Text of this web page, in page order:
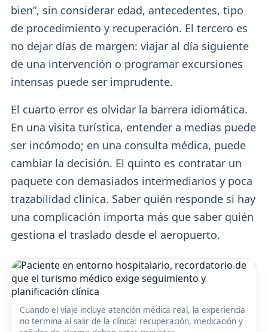
bien”, sin considerar edad, antecedentes, tipo
de procedimiento y recuperación. El tercero es
no dejar días de margen: viajar al día siguiente
de una intervención o programar excursiones
intensas puede ser imprudente.
El cuarto error es olvidar la barrera idiomática.
En una visita turística, entender a medias puede
ser incómodo; en una consulta médica, puede
cambiar la decisión. El quinto es contratar un
paquete con demasiados intermediarios y poca
trazabilidad clínica. Saber quién responde si hay
una complicación importa más que saber quién
gestiona el traslado desde el aeropuerto.
Cuando el viaje incluye atención médica real, la experiencia
no termina al salir de la clínica: recuperación, medicación y